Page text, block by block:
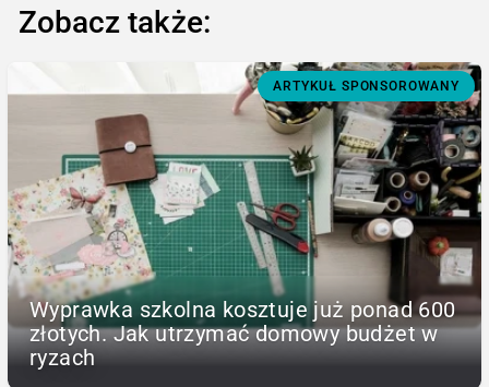
Zobacz także:
ARTYKUŁ SPONSOROWANY
Wyprawka szkolna kosztuje już ponad 600
złotych. Jak utrzymać domowy budżet w
ryzach